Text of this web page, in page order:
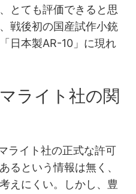
とても評価できると思
戦後初の国産試作小銃
日本製AR-10」に現れ
ライト社の関
ライト社の正式な許可
るという情報は無く、
えにくい。しかし、豊